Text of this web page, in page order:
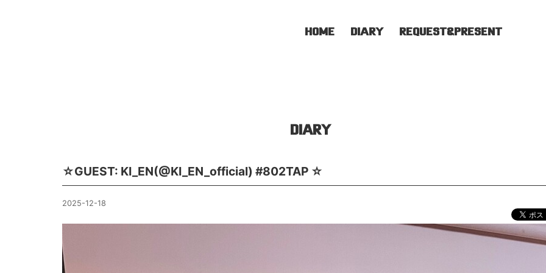
HOME DIARY REQUEST&PRESENT
DIARY
☆GUEST: KI_EN(@KI_EN_official) #802TAP ☆
2025-12-18